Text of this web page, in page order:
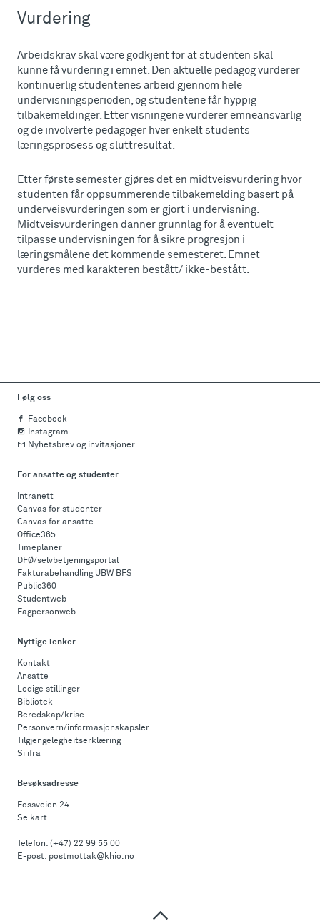
Vurdering
Arbeidskrav skal være godkjent for at studenten skal
kunne få vurdering i emnet. Den aktuelle pedagog vurderer
kontinuerlig studentenes arbeid gjennom hele
undervisningsperioden, og studentene får hyppig
tilbakemeldinger. Etter visningene vurderer emneansvarlig
og de involverte pedagoger hver enkelt students
læringsprosess og sluttresultat.
Etter første semester gjøres det en midtveisvurdering hvor
studenten får oppsummerende tilbakemelding basert på
underveisvurderingen som er gjort i undervisning.
Midtveisvurderingen danner grunnlag for å eventuelt
tilpasse undervisningen for å sikre progresjon i
læringsmålene det kommende semesteret. Emnet
vurderes med karakteren bestått/ ikke-bestått.
Følg oss
Facebook
Instagram
Nyhetsbrev og invitasjoner
For ansatte og studenter
Intranett
Canvas for studenter
Canvas for ansatte
Office365
Timeplaner
DFØ/selvbetjeningsportal
Fakturabehandling UBW BFS
Public360
Studentweb
Fagpersonweb
Nyttige lenker
Kontakt
Ansatte
Ledige stillinger
Bibliotek
Beredskap/krise
Personvern/informasjonskapsler
Tilgjengelegheitserklæring
Si ifra
Besøksadresse
Fossveien 24
Se kart
Telefon: (+47) 22 99 55 00
E-post: postmottak@khio.no